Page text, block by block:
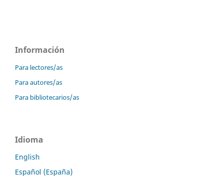
Información
Para lectores/as
Para autores/as
Para bibliotecarios/as
Idioma
English
Español (España)